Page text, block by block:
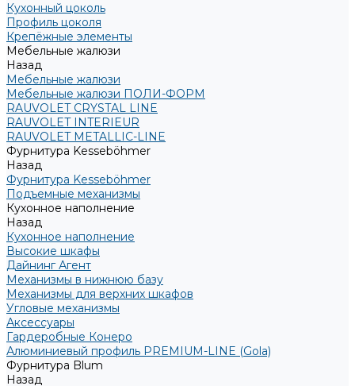
Кухонный цоколь
Профиль цоколя
Крепёжные элементы
Мебельные жалюзи
Назад
Мебельные жалюзи
Мебельные жалюзи ПОЛИ-ФОРМ
RAUVOLET CRYSTAL LINE
RAUVOLET INTERIEUR
RAUVOLET METALLIC-LINE
Фурнитура Kesseböhmer
Назад
Фурнитура Kesseböhmer
Подъемные механизмы
Кухонное наполнение
Назад
Кухонное наполнение
Высокие шкафы
Дайнинг Агент
Механизмы в нижнюю базу
Механизмы для верхних шкафов
Угловые механизмы
Аксессуары
Гардеробные Конеро
Алюминиевый профиль PREMIUM-LINE (Gola)
Фурнитура Blum
Назад